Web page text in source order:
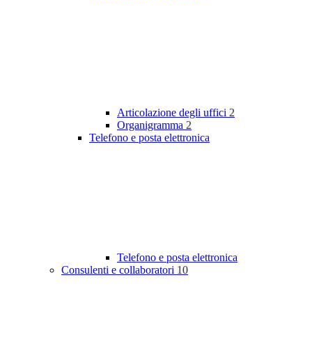
Articolazione degli uffici 2
Organigramma 2
Telefono e posta elettronica
Telefono e posta elettronica
Consulenti e collaboratori 10